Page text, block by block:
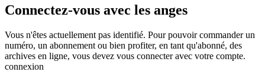
Connectez-vous avec les anges
Vous n'êtes actuellement pas identifié. Pour pouvoir commander un
numéro, un abonnement ou bien profiter, en tant qu'abonné, des
archives en ligne, vous devez vous connecter avec votre compte.
connexion